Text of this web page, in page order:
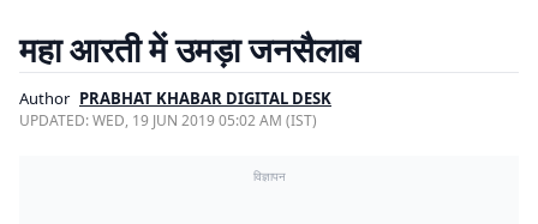
महा आरती में उमड़ा जनसैलाब
Author PRABHAT KHABAR DIGITAL DESK
UPDATED:WED, 19 JUN 2019 05:02 AM (IST)
विज्ञापन